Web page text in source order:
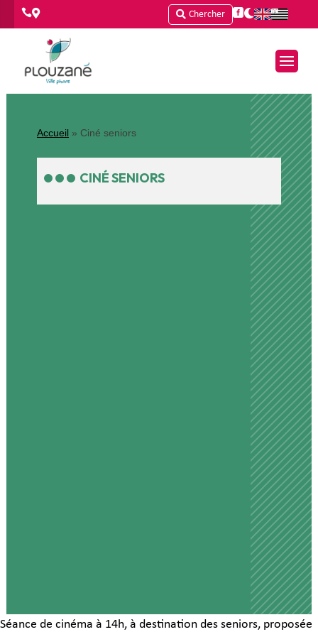
 Chercher  
Accueil» Ciné seniors
CINÉ SENIORS
Séance de cinéma à 14h, à destination des seniors, proposée